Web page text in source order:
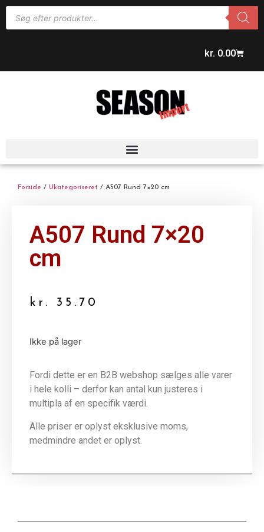
kr. 0.00
Forside / Ukategoriseret / A507 Rund 7×20 cm
A507 Rund 7×20
cm
kr. 35.70
Ikke på lager
Fordi dette er en B2B webshop sælges alle varer
i hele kolli – derfor kan antal kun justeres i
multipla af en specifik værdi.
Alle priser er oplyst eksklusive moms,
medmindre andet er oplyst.